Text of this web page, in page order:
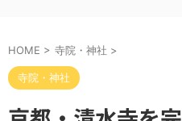
HOME > 寺院・神社 >
寺院・神社